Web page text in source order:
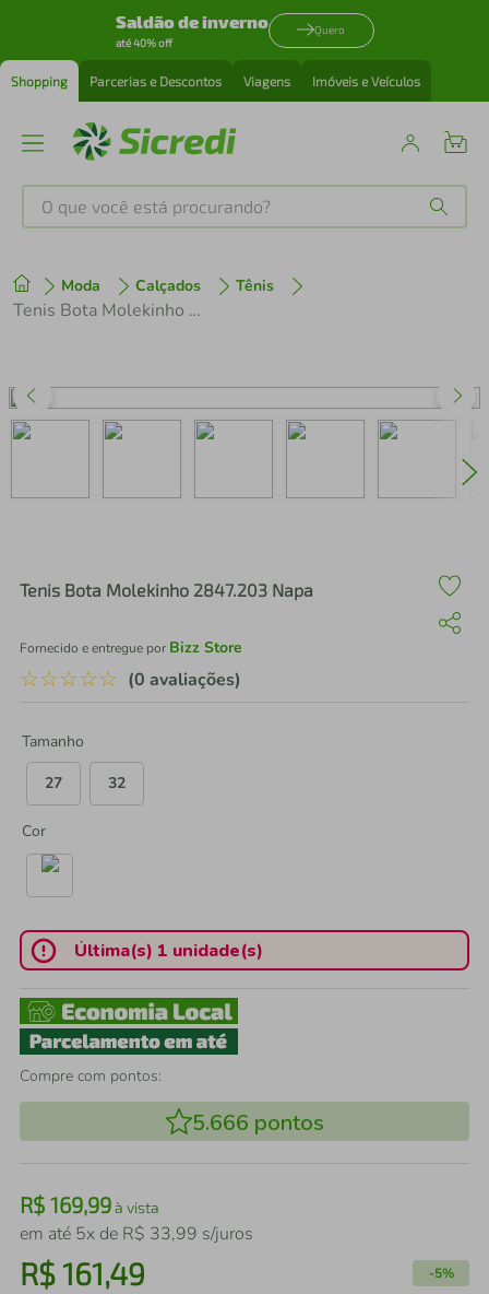
Saldão de inverno
até 40% off
Quero
Shopping Parcerias e Descontos Viagens Imóveis e Veículos
O que você está procurando?
Moda Calçados Tênis
Tenis Bota Molekinho 2847.203 Napa
Tenis Bota Molekinho 2847.203 Napa
Fornecido e entregue por Bizz Store
☆☆☆☆☆ (0 avaliações)
Tamanho
27
32
Cor
Última(s) 1 unidade(s)
Compre com pontos:
5.666 pontos
R$ 169,99à vista
em até 5x de R$ 33,99 s/juros
R$161,49 -5%
1º tenis
perfume